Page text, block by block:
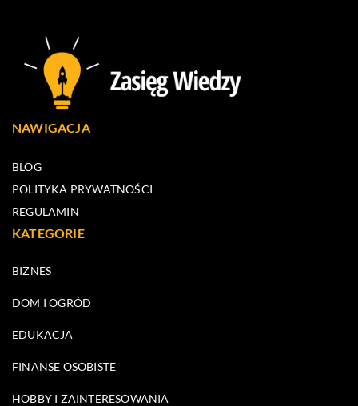
NAWIGACJA
BLOG
POLITYKA PRYWATNOŚCI
REGULAMIN
KATEGORIE
BIZNES
DOM I OGRÓD
EDUKACJA
FINANSE OSOBISTE
HOBBY I ZAINTERESOWANIA